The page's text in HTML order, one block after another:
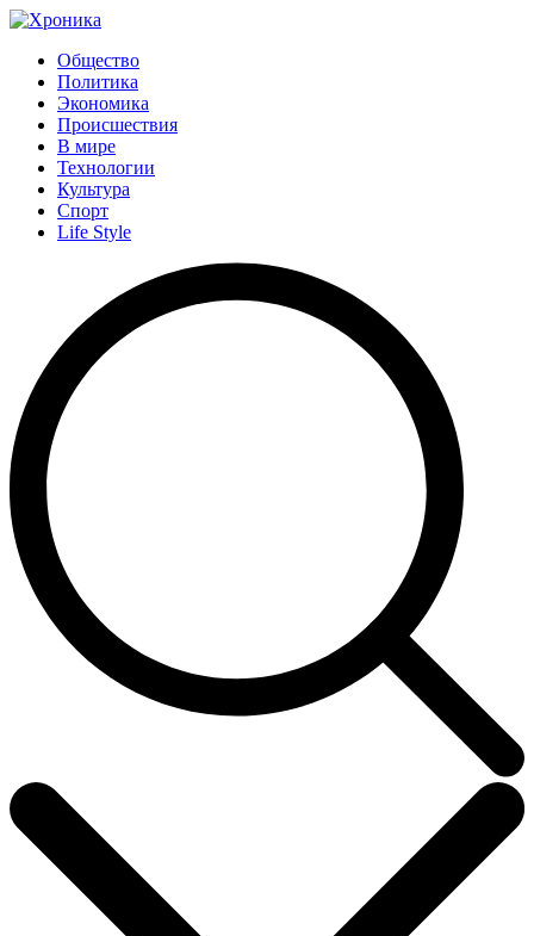
Общество
Политика
Экономика
Происшествия
В мире
Технологии
Культура
Спорт
Life Style